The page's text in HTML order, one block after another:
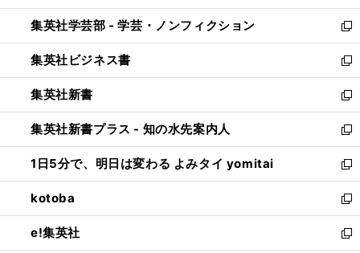
開
く
ウ
で
開
く
ン
ド
ウ
で
開
く
ウ
ィ
ン
ド
ウ
で
開
く
集英社学芸部 - 学芸・ノンフィクション
新
し
い
ウ
ィ
ン
ド
ウ
で
開
く
集英社ビジネス書
新
し
い
ウ
ィ
ン
ド
ウ
で
開
く
集英社新書
新
し
い
ウ
ィ
ン
ド
ウ
で
開
集英社新書プラス - 知の水先案内人
新
し
い
ウ
ィ
ン
ド
1日5分で、明日は変わる よみタイ yomitai
新
し
い
ウ
ィ
kotoba
新
し
い
e!集英社
新